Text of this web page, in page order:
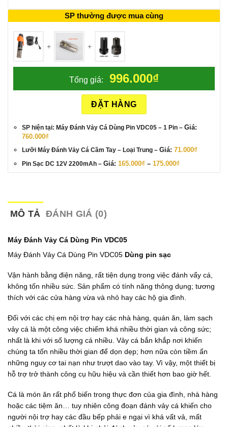
SP thường được mua cùng
+ +
Tổng giá: 996.000₫
ĐẶT HÀNG
SP hiện tại: Máy Đánh Vảy Cá Dùng Pin VDC05 – 1 Pin– Giá:
760.000₫
Lưỡi Máy Đánh Vảy Cá Cầm Tay – Loại Trung– Giá: 71.000₫
Pin Sạc DC 12V 2200mAh – Giá: 165.000₫ – 175.000₫Khoảng
giá:
từ
MÔ TẢ ĐÁNH GIÁ (0)
Máy Đánh Vảy Cá Dùng Pin VDC05
Máy Đánh Vảy Cá Dùng Pin VDC05 Dùng pin sạc
Vận hành bằng điện năng, rất tiện dụng trong việc đánh vẩy cá,
không tốn nhiều sức. Sản phẩm có tính năng thông dụng; tương
thích với các cửa hàng vừa và nhỏ hay các hộ gia đình.
Đối với các chị em nội trợ hay các nhà hàng, quán ăn, làm sạch
vảy cá là một công việc chiếm khá nhiều thời gian và công sức;
nhất là khi với số lượng cá nhiều. Vảy cá bắn khắp nơi khiến
chúng ta tốn nhiều thời gian để dọn dẹp; hơn nữa còn tiềm ẩn
những nguy cơ tai nạn như trượt dao vào tay. Vì vậy, một thiết bị
hỗ trợ trở thành công cụ hữu hiệu và cần thiết hơn bao giờ hết.
Cá là món ăn rất phổ biến trong thực đơn của gia đình, nhà hàng
hoặc các tiệm ăn… tuy nhiên công đoạn đánh vảy cá khiến cho
người nội trợ hay các đầu bếp phải e ngại vì khá vất vả, mất